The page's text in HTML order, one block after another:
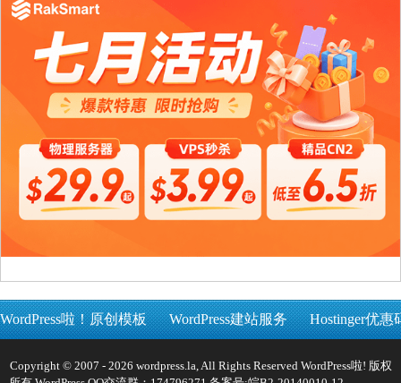
WordPress啦！原创模板 WordPress建站服务 Hostinger优惠
Copyright © 2007 - 2026 wordpress.la, All Rights Reserved WordPress啦! 版权